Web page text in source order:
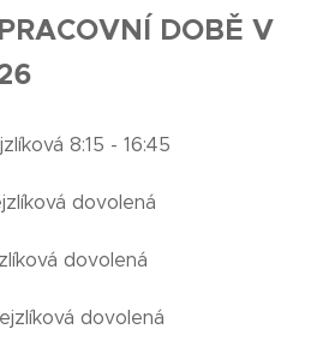
DOBĚ V
8:15 - 16:45
dovolená
dovolená
dovolená